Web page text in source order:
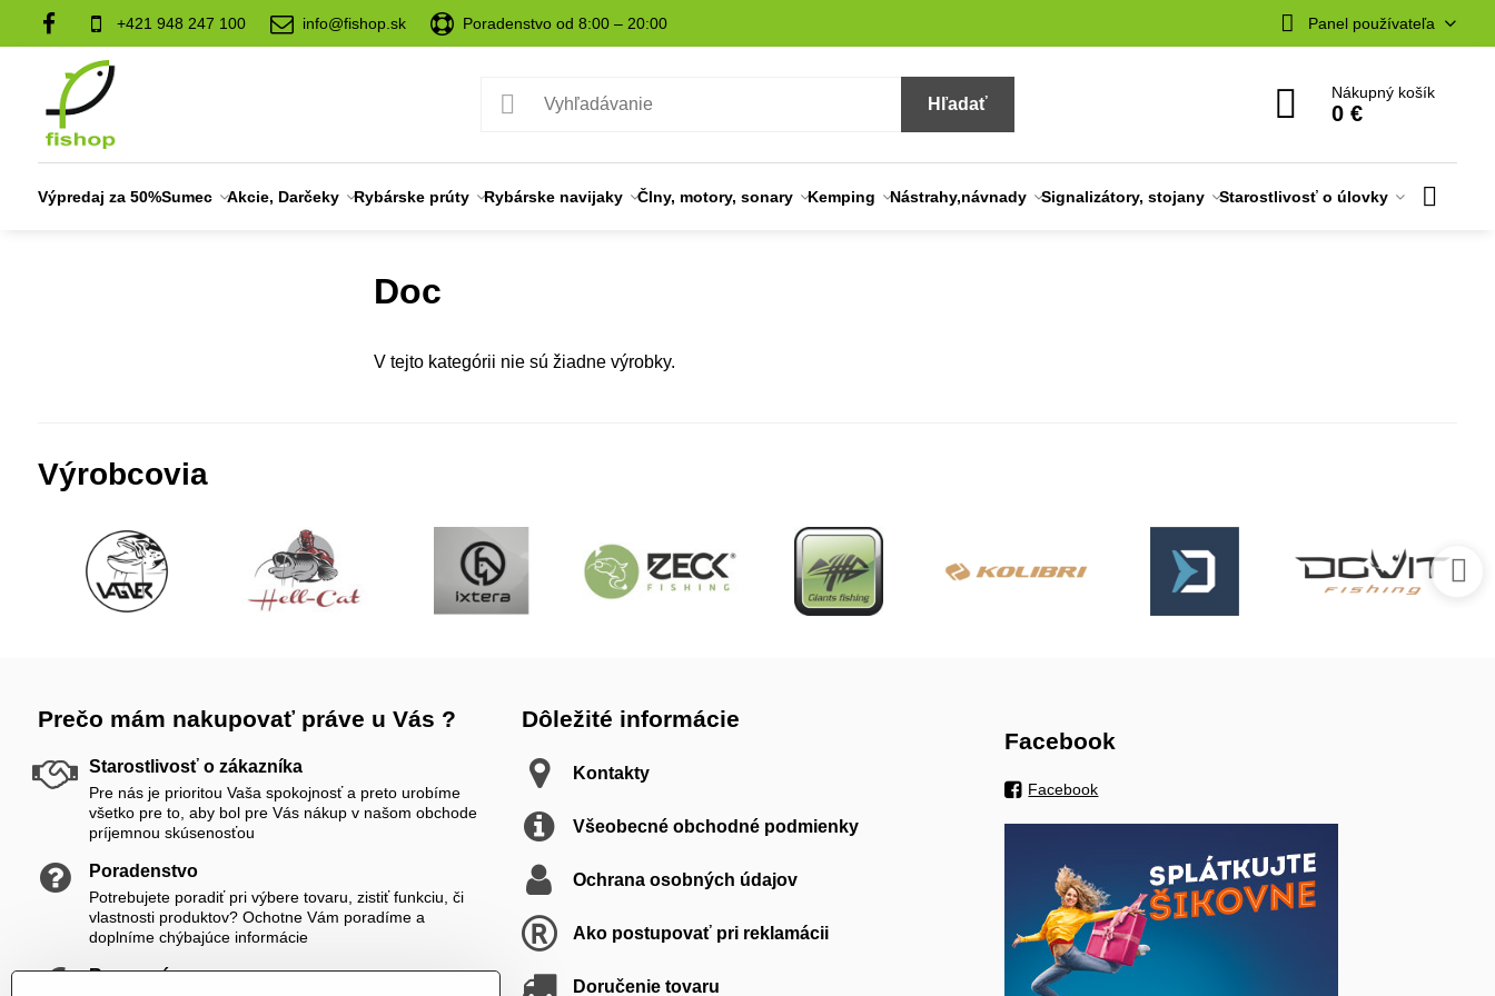
+421 948 247 100 info@fishop.sk Poradenstvo od 8:00 – 20:00 Panel používateľa
Hľadať
Nákupný košík
0 €
Výpredaj za 50%Sumec Akcie, Darčeky Rybárske prúty Rybárske navijaky Člny, motory, sonary Kemping Nástrahy,návnady Signalizátory, stojany Starostlivosť o úlovky
Doc
V tejto kategórii nie sú žiadne výrobky.
Výrobcovia
Prečo mám nakupovať práve u Vás ?
Starostlivosť o zákazníka
Pre nás je prioritou Vaša spokojnosť a preto urobíme
všetko pre to, aby bol pre Vás nákup v našom obchode
príjemnou skúsenosťou
Poradenstvo
Potrebujete poradiť pri výbere tovaru, zistiť funkciu, či
vlastnosti produktov? Ochotne Vám poradíme a
doplníme chýbajúce informácie
Rozumné ceny
Dôležité informácie
Kontakty
Všeobecné obchodné podmienky
Ochrana osobných údajov
Ako postupovať pri reklamácii
Doručenie tovaru
Facebook
Facebook